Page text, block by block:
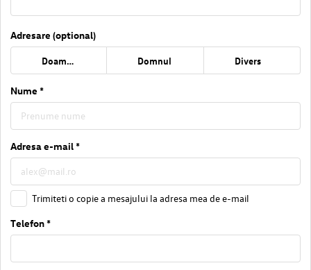
Adresare (optional)
Doamna Domnul Divers
Nume *
Adresa e-mail *
Trimiteti o copie a mesajului la adresa mea de e-mail
Telefon *